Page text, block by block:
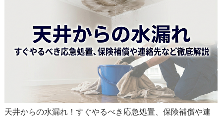
瀬戸市で故障して水漏れが止まらなくなったトイレの
修理・ウォシュレット交換
天井からの水漏れ！すぐやるべき応急処置、保険補償や連